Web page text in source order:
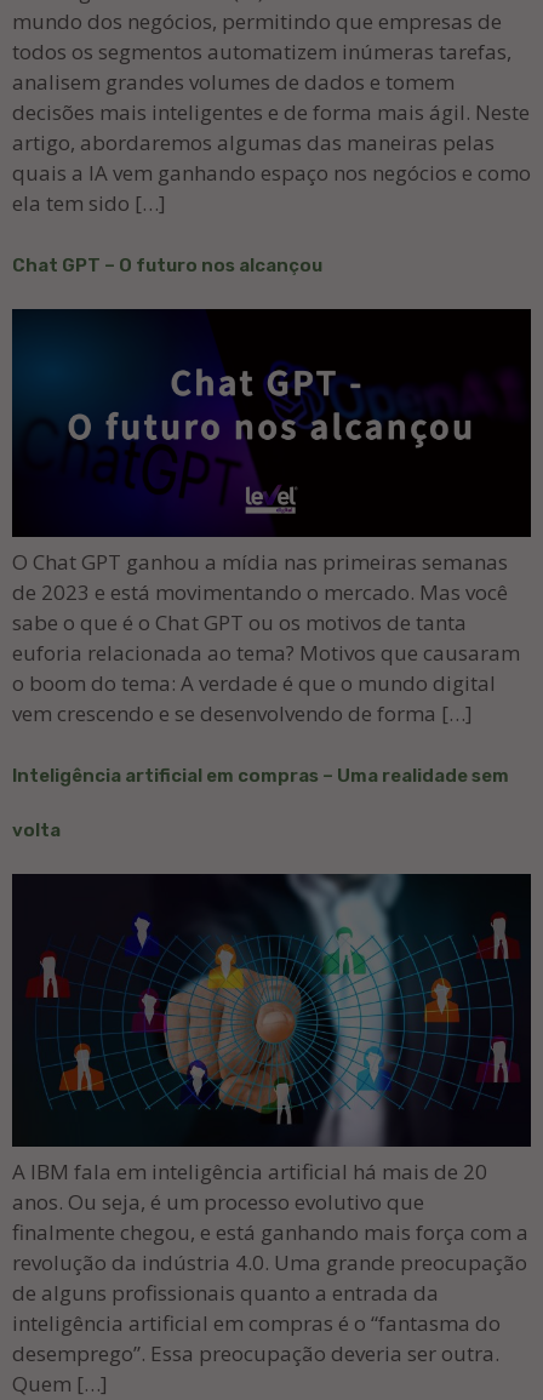
mundo dos negócios, permitindo que empresas de
todos os segmentos automatizem inúmeras tarefas,
analisem grandes volumes de dados e tomem
decisões mais inteligentes e de forma mais ágil. Neste
artigo, abordaremos algumas das maneiras pelas
quais a IA vem ganhando espaço nos negócios e como
ela tem sido […]
Chat GPT – O futuro nos alcançou
O Chat GPT ganhou a mídia nas primeiras semanas
de 2023 e está movimentando o mercado. Mas você
sabe o que é o Chat GPT ou os motivos de tanta
euforia relacionada ao tema? Motivos que causaram
o boom do tema: A verdade é que o mundo digital
vem crescendo e se desenvolvendo de forma […]
Inteligência artificial em compras – Uma realidade sem
volta
A IBM fala em inteligência artificial há mais de 20
anos. Ou seja, é um processo evolutivo que
finalmente chegou, e está ganhando mais força com a
revolução da indústria 4.0. Uma grande preocupação
de alguns profissionais quanto a entrada da
inteligência artificial em compras é o “fantasma do
desemprego”. Essa preocupação deveria ser outra.
Quem […]